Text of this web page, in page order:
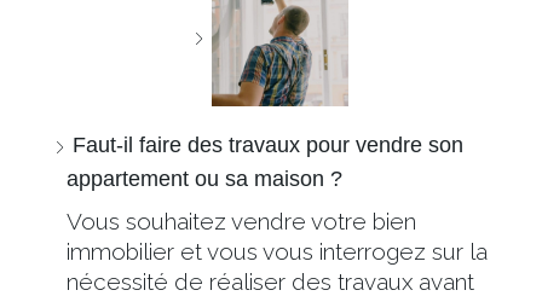
Faut-il faire des travaux pour vendre son
appartement ou sa maison ?
Vous souhaitez vendre votre bien
immobilier et vous vous interrogez sur la
nécessité de réaliser des travaux avant